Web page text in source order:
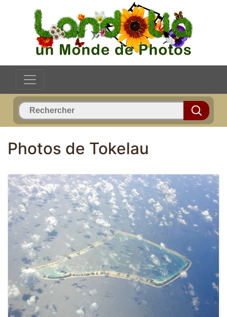
Photos de Tokelau